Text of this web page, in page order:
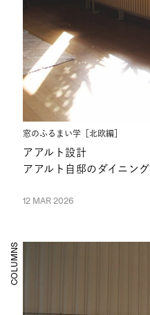
窓のふるまい学［北欧編］
アアルト設計
アアルト自邸のダイニング
12 MAR 2026
COLUMNS